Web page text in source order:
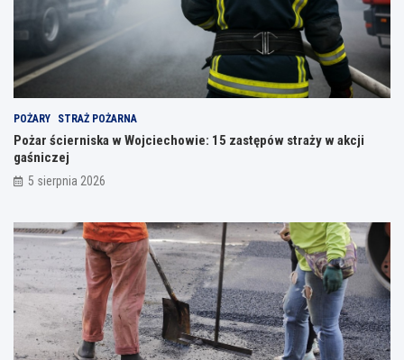
POŻARY STRAŻ POŻARNA
Pożar ścierniska w Wojciechowie: 15 zastępów straży w akcji
gaśniczej
5 sierpnia 2026